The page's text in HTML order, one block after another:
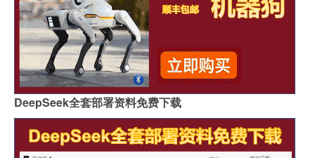
DeepSeek全套部署资料免费下载